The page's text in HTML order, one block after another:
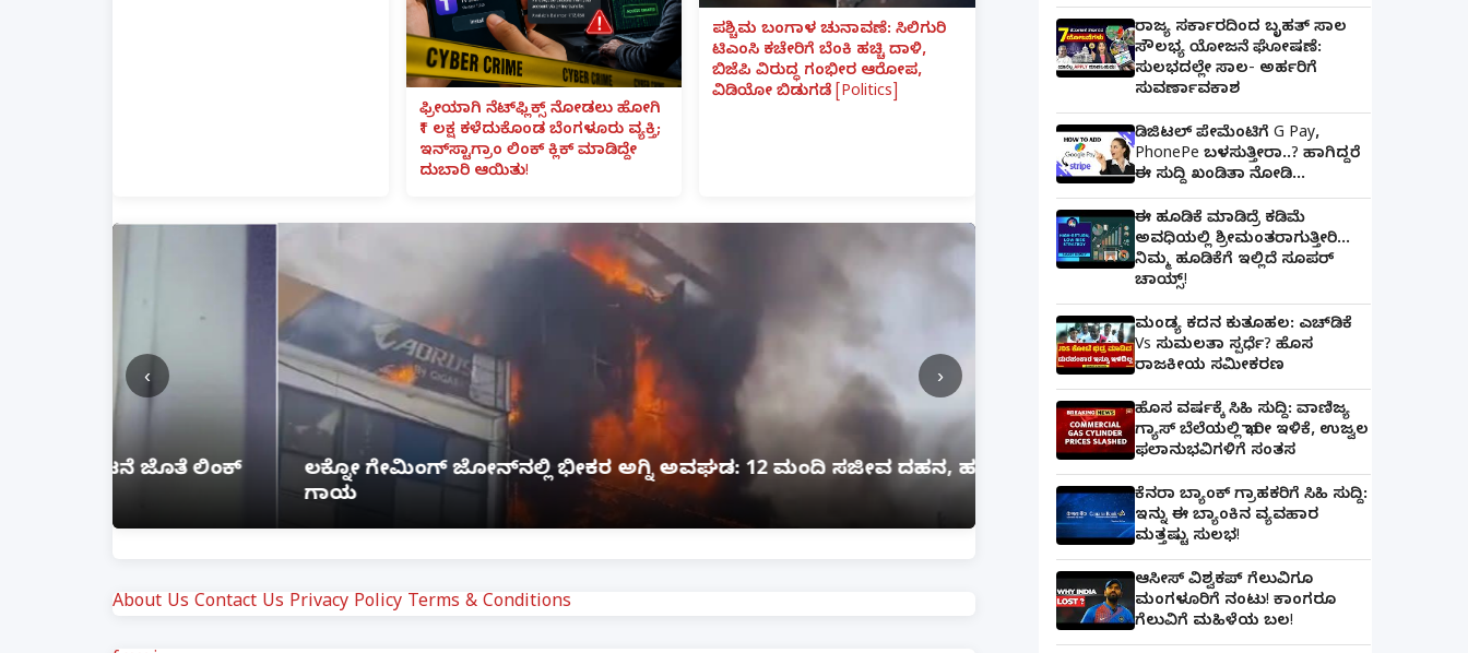
ಫ್ರೀಯಾಗಿ ನೆಟ್‌ಫ್ಲಿಕ್ಸ್ ನೋಡಲು ಹೋಗಿ
₹1 ಲಕ್ಷ ಕಳೆದುಕೊಂಡ ಬೆಂಗಳೂರು ವ್ಯಕ್ತಿ;
ಇನ್‌ಸ್ಟಾಗ್ರಾಂ ಲಿಂಕ್ ಕ್ಲಿಕ್ ಮಾಡಿದ್ದೇ
ದುಬಾರಿ ಆಯಿತು!
ಪಶ್ಚಿಮ ಬಂಗಾಳ ಚುನಾವಣೆ: ಸಿಲಿಗುರಿ
ಟಿಎಂಸಿ ಕಚೇರಿಗೆ ಬೆಂಕಿ ಹಚ್ಚಿ ದಾಳಿ,
ಬಿಜೆಪಿ ವಿರುದ್ಧ ಗಂಭೀರ ಆರೋಪ,
ವಿಡಿಯೋ ಬಿಡುಗಡೆ [Politics]
ಲಕ್ನೋ ಗೇಮಿಂಗ್ ಜೋನ್‌ನಲ್ಲಿ ಭೀಕರ ಅಗ್ನಿ ಅವಘಡ: 12 ಮಂದಿ ಸಜೀವ ದಹನ, ಹಲವರಿಗೆ ಗಂಭೀರ
ಪತ್ನಿಗೆ ಕೈಕೊಟ್ಟ ಭೂಪ ಅತ್ತೆಯನ್ನು ವಿವಾಹವಾದ
‹ ›
About Us Contact Us Privacy Policy Terms & Conditions
ರಾಜ್ಯ ಸರ್ಕಾರದಿಂದ ಬೃಹತ್ ಸಾಲ
ಸೌಲಭ್ಯ ಯೋಜನೆ ಘೋಷಣೆ:
ಸುಲಭದಲ್ಲೇ ಸಾಲ- ಅರ್ಹರಿಗೆ
ಸುವರ್ಣಾವಕಾಶ
ಡಿಜಿಟಲ್ ಪೇಮೆಂಟಿಗೆ G Pay,
PhonePe ಬಳಸುತ್ತೀರಾ..? ಹಾಗಿದ್ದರೆ
ಈ ಸುದ್ದಿ ಖಂಡಿತಾ ನೋಡಿ...
ಈ ಹೂಡಿಕೆ ಮಾಡಿದ್ರೆ ಕಡಿಮೆ
ಅವಧಿಯಲ್ಲಿ ಶ್ರೀಮಂತರಾಗುತ್ತೀರಿ...
ನಿಮ್ಮ ಹೂಡಿಕೆಗೆ ಇಲ್ಲಿದೆ ಸೂಪರ್
ಚಾಯ್ಸ್‌!
ಮಂಡ್ಯ ಕದನ ಕುತೂಹಲ: ಎಚ್‌ಡಿಕೆ
Vs ಸುಮಲತಾ ಸ್ಪರ್ಧೆ? ಹೊಸ
ರಾಜಕೀಯ ಸಮೀಕರಣ
ಹೊಸ ವರ್ಷಕ್ಕೆ ಸಿಹಿ ಸುದ್ದಿ: ವಾಣಿಜ್ಯ
ಗ್ಯಾಸ್‌ ಬೆಲೆಯಲ್ಲಿ ಭಾರೀ ಇಳಿಕೆ, ಉಜ್ವಲ
ಫಲಾನುಭವಿಗಳಿಗೆ ಸಂತಸ
ಕೆನರಾ ಬ್ಯಾಂಕ್‌ ಗ್ರಾಹಕರಿಗೆ ಸಿಹಿ ಸುದ್ದಿ:
ಇನ್ನು ಈ ಬ್ಯಾಂಕಿನ ವ್ಯವಹಾರ
ಮತ್ತಷ್ಟು ಸುಲಭ!
ಆಸೀಸ್ ವಿಶ್ವಕಪ್ ಗೆಲುವಿಗೂ
ಮಂಗಳೂರಿಗೆ ನಂಟು! ಕಾಂಗರೂ
ಗೆಲುವಿಗೆ ಮಹಿಳೆಯ ಬಲ!